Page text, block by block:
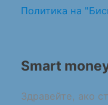
Политика на
Smart
Здравейте, ако